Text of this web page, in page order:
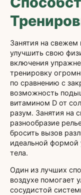
Занятия на
улучшить свою
включения
тренировку
по сравнению с
возможность
витамином D от
разум. Занятия на
разнообразие
бросить вызов
идеальной формой
тела.
Один из лучших
воздухе помогает
сосудистой